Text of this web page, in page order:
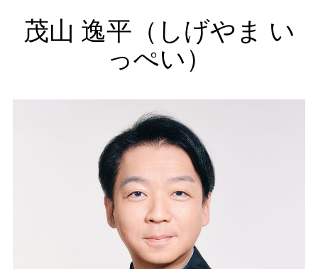
茂山 逸平（しげやま い
っぺい）